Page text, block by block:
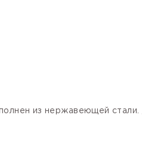
из нержавеющей стали.